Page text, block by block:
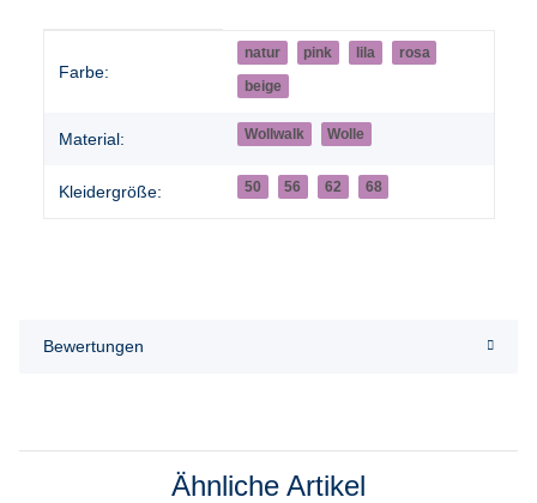
Farbe:
natur pink lila
rosa
beige
Material: Wollwalk Wolle
Kleidergröße: 50 56 62 68
Bewertungen
Ähnliche Artikel